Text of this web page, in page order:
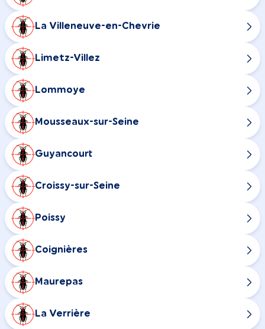
La Villeneuve-en-Chevrie
Limetz-Villez
Lommoye
Mousseaux-sur-Seine
Guyancourt
Croissy-sur-Seine
Poissy
Coignières
Maurepas
La Verrière